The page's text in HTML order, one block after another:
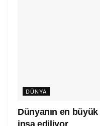
DÜNYA
Dünyanın en